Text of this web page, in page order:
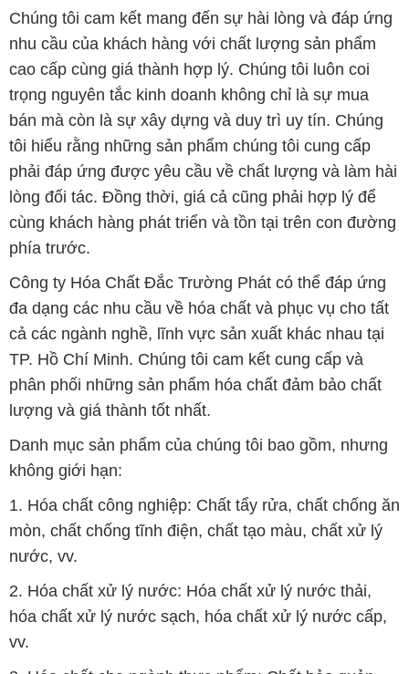
Chúng tôi cam kết mang đến sự hài lòng và đáp ứng
nhu cầu của khách hàng với chất lượng sản phẩm
cao cấp cùng giá thành hợp lý. Chúng tôi luôn coi
trọng nguyên tắc kinh doanh không chỉ là sự mua
bán mà còn là sự xây dựng và duy trì uy tín. Chúng
tôi hiểu rằng những sản phẩm chúng tôi cung cấp
phải đáp ứng được yêu cầu về chất lượng và làm hài
lòng đối tác. Đồng thời, giá cả cũng phải hợp lý để
cùng khách hàng phát triển và tồn tại trên con đường
phía trước.
Công ty Hóa Chất Đắc Trường Phát có thể đáp ứng
đa dạng các nhu cầu về hóa chất và phục vụ cho tất
cả các ngành nghề, lĩnh vực sản xuất khác nhau tại
TP. Hồ Chí Minh. Chúng tôi cam kết cung cấp và
phân phối những sản phẩm hóa chất đảm bảo chất
lượng và giá thành tốt nhất.
Danh mục sản phẩm của chúng tôi bao gồm, nhưng
không giới hạn:
1. Hóa chất công nghiệp: Chất tẩy rửa, chất chống ăn
mòn, chất chống tĩnh điện, chất tạo màu, chất xử lý
nước, vv.
2. Hóa chất xử lý nước: Hóa chất xử lý nước thải,
hóa chất xử lý nước sạch, hóa chất xử lý nước cấp,
vv.